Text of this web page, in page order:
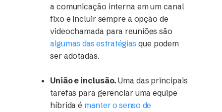
a comunicação interna em um canal
fixo e incluir sempre a opção de
videochamada para reuniões são
algumas das estratégias que podem
ser adotadas.
União e inclusão.Uma das principais
tarefas para gerenciar uma equipe
híbrida é manter o senso de